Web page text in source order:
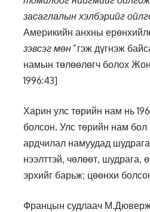
засаглалын хэлбэрийг
Америкийн анхны
зэвсэг мөн”гэж дүгнэж
намын төлөөлөгч болох
1996:43]
Харин улс төрийн нам нь
болсон. Улс төрийн нам бол
ардчилал намуудад
нээлттэй, чөлөөт, шудрага,
эрхийг барьж; цөөнхи
Францын судлаач